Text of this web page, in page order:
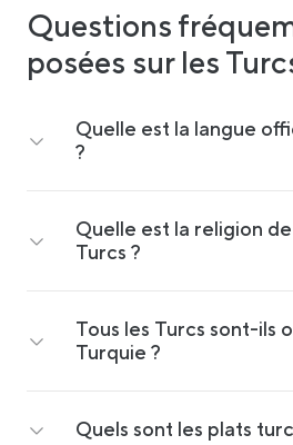
Questions
posées sur les
Quelle est la langue
?
Quelle est la religion
Turcs ?
Tous les Turcs sont-ils
Turquie ?
Quels sont les plats